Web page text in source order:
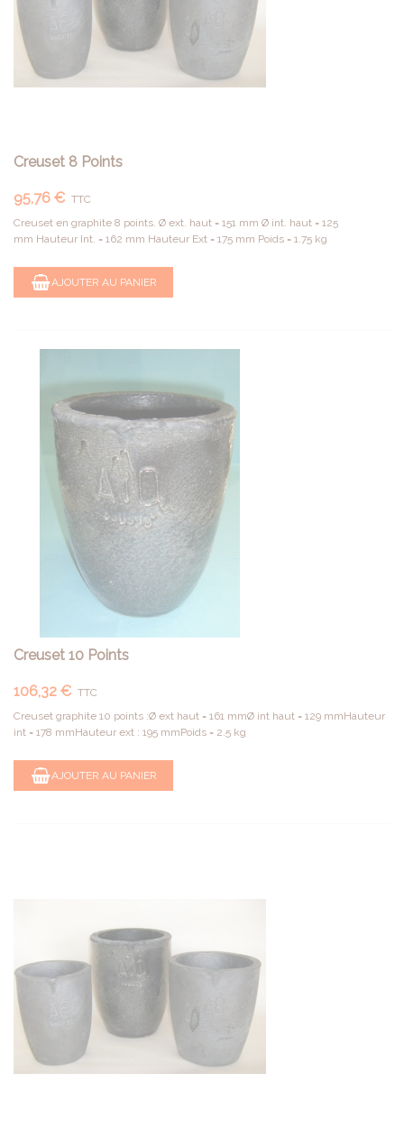
Creuset 8 Points
95,76 € TTC
Creuset en graphite 8 points. Ø ext. haut = 151 mm Ø int. haut = 125
mm Hauteur Int. = 162 mm Hauteur Ext = 175 mm Poids = 1.75 kg
AJOUTER AU PANIER
Creuset 10 Points
106,32 € TTC
Creuset graphite 10 points :Ø ext haut = 161 mmØ int haut = 129 mmHauteur
int = 178 mmHauteur ext : 195 mmPoids = 2.5 kg
AJOUTER AU PANIER